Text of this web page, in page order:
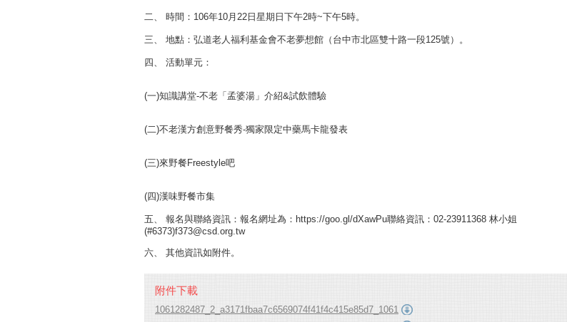
二、 時間：106年10月22日星期日下午2時~下午5時。
三、 地點：弘道老人福利基金會不老夢想館（台中市北區雙十路一段125號）。
四、 活動單元：
(一)知識講堂-不老「孟婆湯」介紹&試飲體驗
(二)不老漢方創意野餐秀-獨家限定中藥馬卡龍發表
(三)來野餐Freestyle吧
(四)漢味野餐市集
五、
報名與聯絡資訊：報名網址為：https://goo.gl/dXawPu聯絡資訊：02-23911368 林小姐
(#6373)f373@csd.org.tw
六、
其他資訊如附件。
附件下載
1061282487_2_a3171fbaa7c6569074f41f4c415e85d7_1061